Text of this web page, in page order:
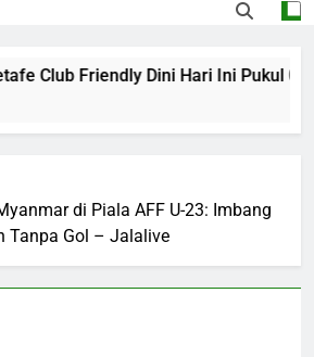
Club Friendly Dini Hari Ini Pukul
di Piala AFF U-23: Imbang
Tanpa Gol – Jalalive